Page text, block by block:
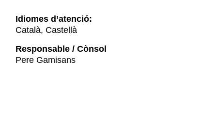
Idiomes d’atenció:
Català, Castellà
Responsable / Cònsol
Pere Gamisans